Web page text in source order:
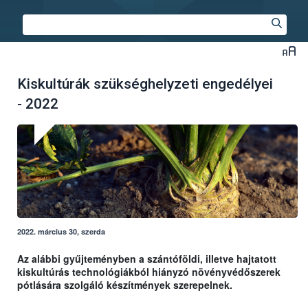
Kiskultúrák szükséghelyzeti engedélyei
- 2022
2022. március 30, szerda
Az alábbi gyűjteményben a szántóföldi, illetve hajtatott
kiskultúrás technológiákból hiányzó növényvédőszerek
pótlására szolgáló készítmények szerepelnek.